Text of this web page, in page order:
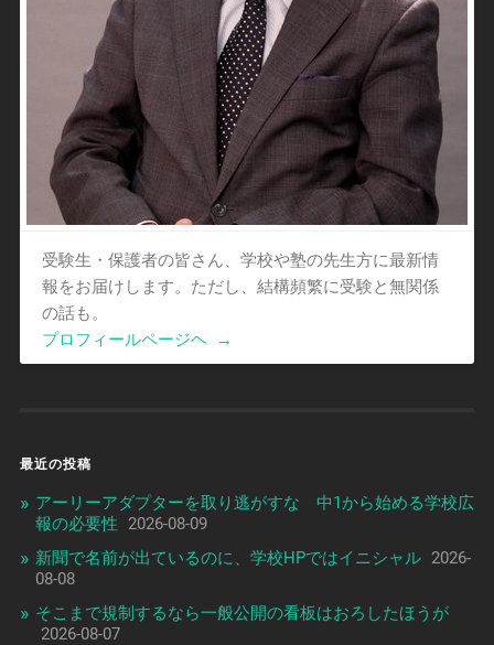
受験生・保護者の皆さん、学校や塾の先生方に最新情
報をお届けします。ただし、結構頻繁に受験と無関係
の話も。
プロフィールページヘ
→
最近の投稿
アーリーアダプターを取り逃がすな 中1から始める学校広
報の必要性
2026-08-09
新聞で名前が出ているのに、学校HPではイニシャル 2026-
08-08
そこまで規制するなら一般公開の看板はおろしたほうが
2026-08-07